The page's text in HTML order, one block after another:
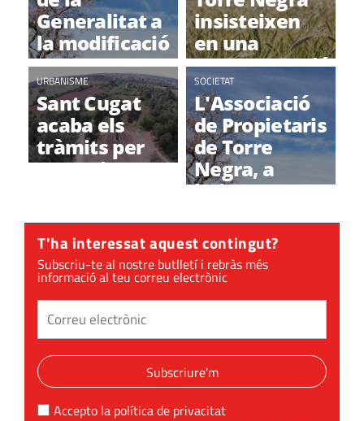
Generalitat a
la modificació
per preservar
l'àmbit de
Torre Negra
insisteixen
en una
"compensació
econòmica"
per no
construir
URBANISME
Sant Cugat
acaba els
tràmits per
protegir Torre
SOCIETAT
L'Associació
de Propietaris
de Torre
Negra, a
l'Ajuntament:
als tribunals"
T'ha interessat aquest contingut?
Subscriu-te al nostre butlletí i rebràs més
informació al teu correu electrònic
Subscriure'm
Accepto la política de privacitat